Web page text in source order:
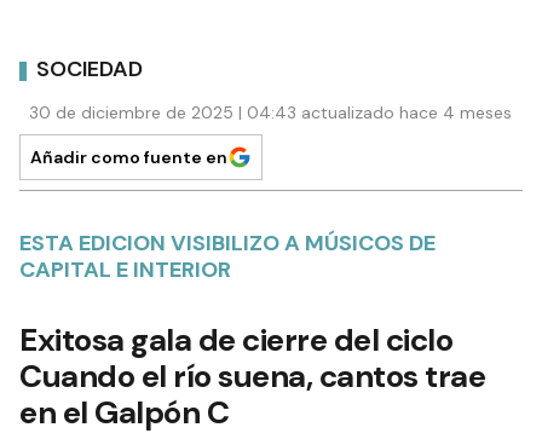
SOCIEDAD
30 de diciembre de 2025 | 04:43 actualizado hace 4 meses
Añadir como fuente en
ESTA EDICION VISIBILIZO A MÚSICOS DE
CAPITAL E INTERIOR
Exitosa gala de cierre del ciclo
Cuando el río suena, cantos trae
en el Galpón C